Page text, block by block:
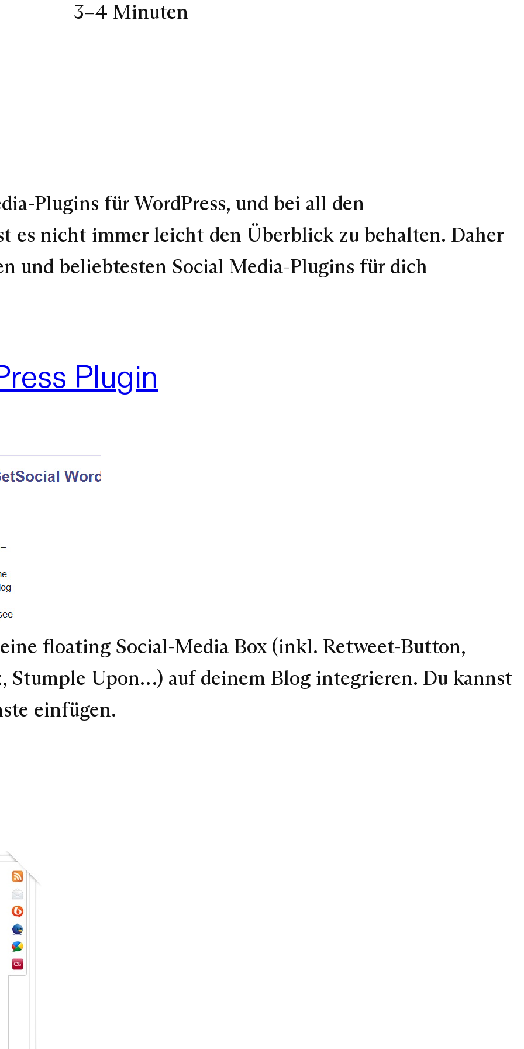
3–4 Minuten
Plugins für WordPress, und bei all den
es nicht immer leicht den Überblick zu behalten. Daher
und beliebtesten Social Media-Plugins für dich
Plugin
floating Social-Media Box (inkl. Retweet-Button,
Stumple Upon…) auf deinem Blog integrieren. Du kannst
einfügen.